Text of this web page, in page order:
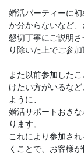
婚活パーティーに
か分からないなど、
懇切丁寧にご説明
り除いた上でご参加
また以前参加した
けたい方がいるな
ように、
婚活サポートおき
ります。
これにより参加さ
くことで、お客様